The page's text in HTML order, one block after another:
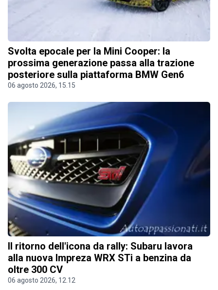
Svolta epocale per la Mini Cooper: la
prossima generazione passa alla trazione
posteriore sulla piattaforma BMW Gen6
06 agosto 2026, 15.15
Il ritorno dell'icona da rally: Subaru lavora
alla nuova Impreza WRX STi a benzina da
oltre 300 CV
06 agosto 2026, 12.12